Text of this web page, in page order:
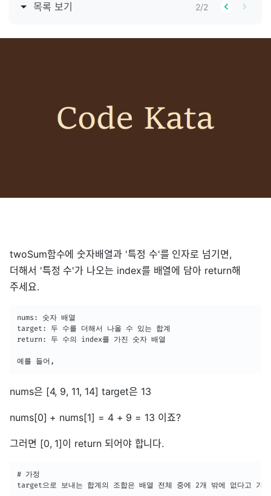
목록 보기 2/2
twoSum함수에 숫자배열과 '특정 수'를 인자로 넘기면,
더해서 '특정 수'가 나오는 index를 배열에 담아 return해
주세요.
nums: 숫자 배열
target: 두 수를 더해서 나올 수 있는 합계
return: 두 수의 index를 가진 숫자 배열
예를 들어,
nums은 [4, 9, 11, 14] target은 13
nums[0] + nums[1] = 4 + 9 = 13 이죠?
그러면 [0, 1]이 return 되어야 합니다.
# 가정
target으로 보내는 합계의 조합은 배열 전체 중에 2개 밖에 없다고 가정